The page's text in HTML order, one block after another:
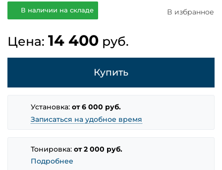
В наличии на складе В избранное
Цена: 14 400 руб.
Купить
Установка:от 6 000 руб.
Записаться на удобное время
Тонировка:от 2 000 руб.
Подробнее